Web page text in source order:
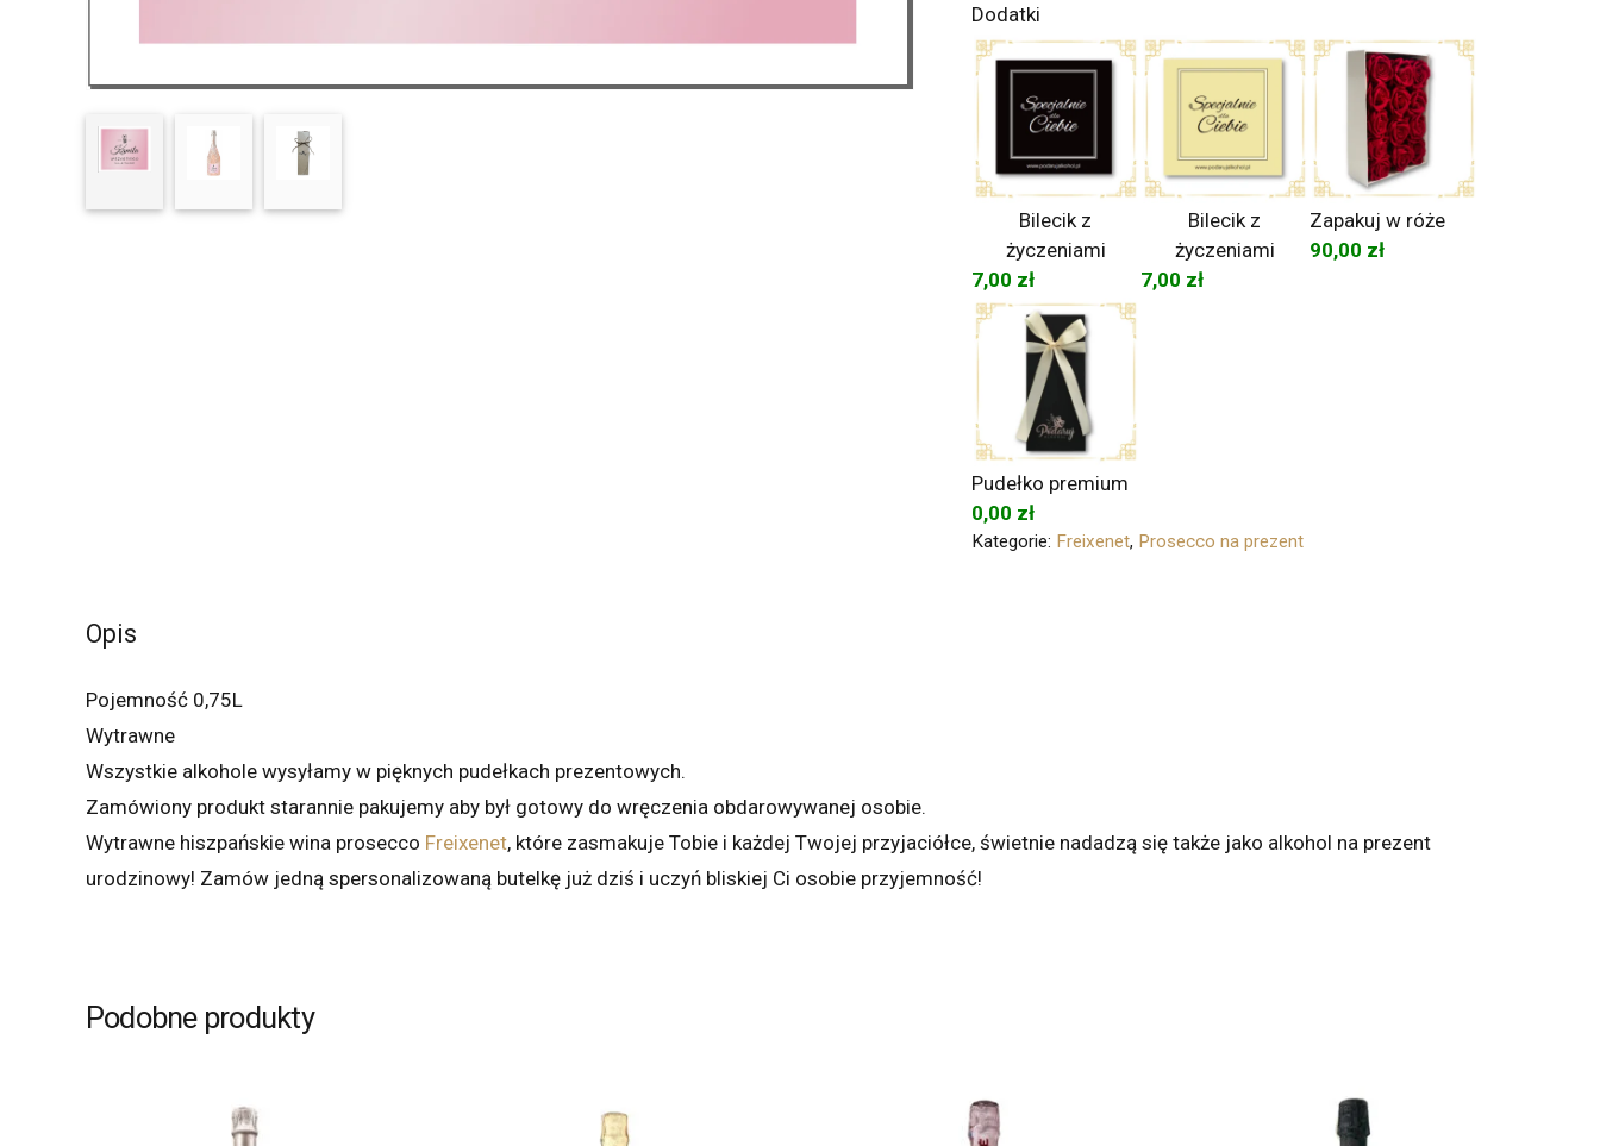
Rosé
Dodatki
Bilecik z
życzeniami
7,00 zł
Bilecik z
życzeniami
7,00 zł
Zapakuj w róże
90,00 zł
Pudełko premium
0,00 zł
Kategorie: Freixenet, Prosecco na prezent
Opis
Pojemność 0,75L
Wytrawne
Wszystkie alkohole wysyłamy w pięknych pudełkach prezentowych.
Zamówiony produkt starannie pakujemy aby był gotowy do wręczenia obdarowywanej osobie.
Wytrawne hiszpańskie wina prosecco Freixenet, które zasmakuje Tobie i każdej Twojej przyjaciółce, świetnie nadadzą się także jako alkohol na prezent
urodzinowy! Zamów jedną spersonalizowaną butelkę już dziś i uczyń bliskiej Ci osobie przyjemność!
Podobne produkty